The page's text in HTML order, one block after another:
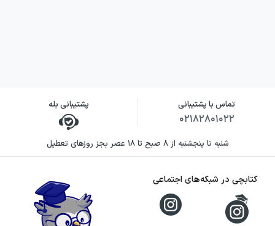
تماس با پشتیبانی
۰۲۱۸۲۸۰۱۰۲۲
پشتیبانی بله
شنبه تا پنجشنبه از ۸ صبح تا ۱۸ عصر بجز روزهای تعطیل
کتابچی در شبکه‌های اجتماعی